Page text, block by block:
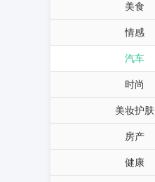
美食
情感
汽车
时尚
美妆护肤
房产
健康